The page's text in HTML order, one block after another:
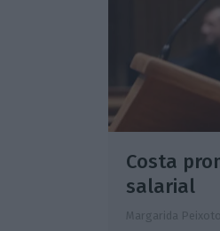
Costa
salarial
Margarida